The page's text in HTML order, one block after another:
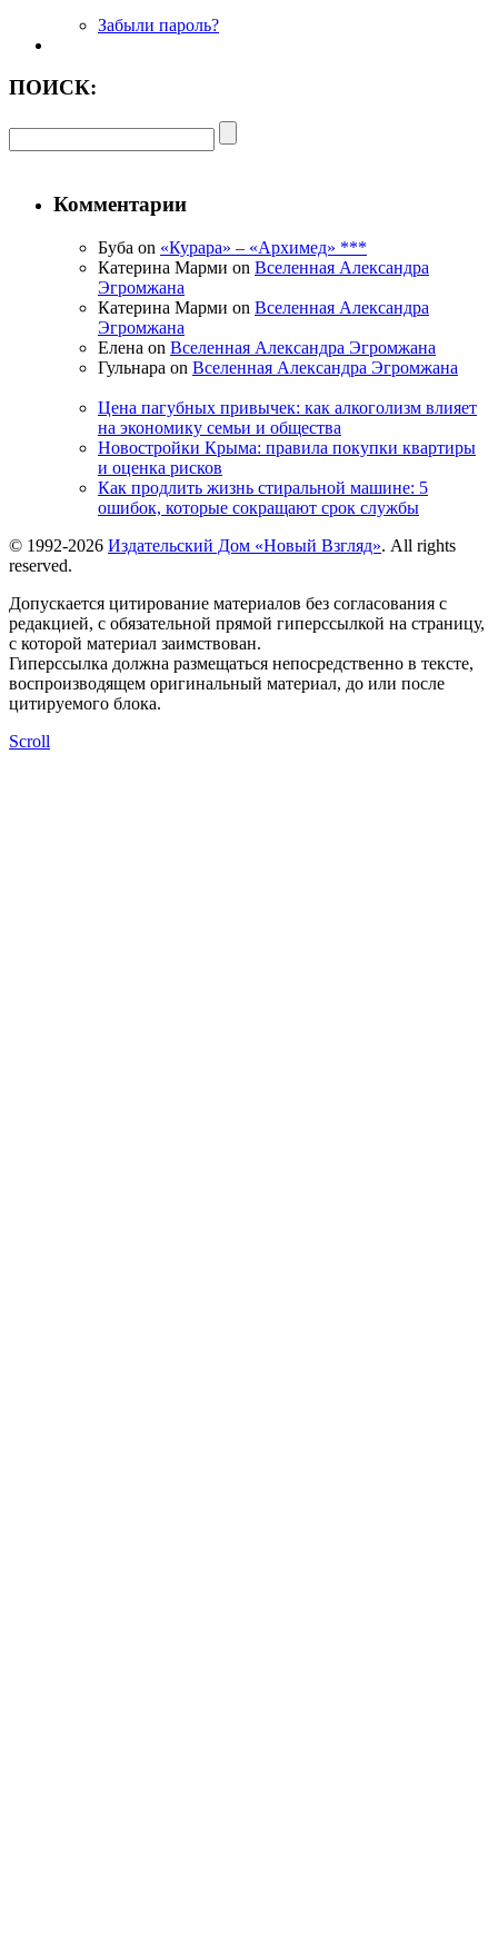
Забыли пароль?
ПОИСК:
Комментарии
Буба on «Курара» – «Архимед» ***
Катерина Марми on Вселенная Александра
Эгромжана
Катерина Марми on Вселенная Александра
Эгромжана
Елена on Вселенная Александра Эгромжана
Гульнара on Вселенная Александра Эгромжана
Цена пагубных привычек: как алкоголизм влияет
на экономику семьи и общества
Новостройки Крыма: правила покупки квартиры
и оценка рисков
Как продлить жизнь стиральной машине: 5
ошибок, которые сокращают срок службы
© 1992-2026 Издательский Дом «Новый Взгляд». All rights
reserved.
Допускается цитирование материалов без согласования с
редакцией, с обязательной прямой гиперссылкой на страницу,
с которой материал заимствован.
Гиперссылка должна размещаться непосредственно в тексте,
воспроизводящем оригинальный материал, до или после
цитируемого блока.
Scroll